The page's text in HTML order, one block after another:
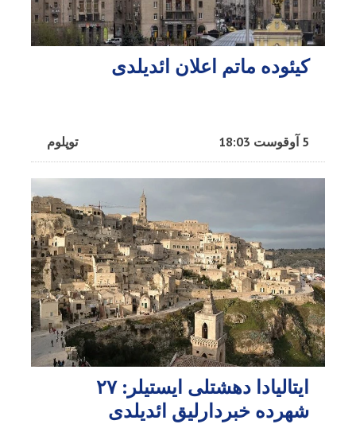
کیئوده ماتم اعلان ائدیلدی
توپلوم 5 آوقوست 18:03
ایتالیادا دهشتلی ایستیلر: ۲۷
شهرده خبردارلیق ائدیلدی